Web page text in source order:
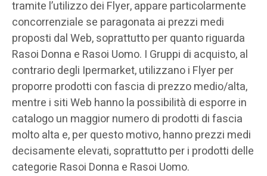
tramite l’utilizzo dei Flyer, appare particolarmente
concorrenziale se paragonata ai prezzi medi
proposti dal Web, soprattutto per quanto riguarda
Rasoi Donna e Rasoi Uomo. I Gruppi di acquisto, al
contrario degli Ipermarket, utilizzano i Flyer per
proporre prodotti con fascia di prezzo medio/alta,
mentre i siti Web hanno la possibilità di esporre in
catalogo un maggior numero di prodotti di fascia
molto alta e, per questo motivo, hanno prezzi medi
decisamente elevati, soprattutto per i prodotti delle
categorie Rasoi Donna e Rasoi Uomo.